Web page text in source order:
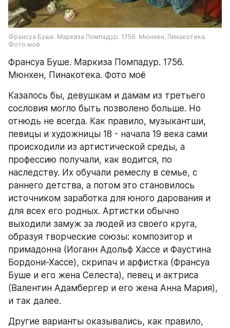
Франсуа Буше. Маркиза Помпадур. 1756. Мюнхен, Пинакотека.
Фото моё
Франсуа Буше. Маркиза Помпадур. 1756.
Мюнхен, Пинакотека. Фото моё
Казалось бы, девушкам и дамам из третьего
сословия могло быть позволено больше. Но
отнюдь не всегда. Как правило, музыкантши,
певицы и художницы 18 - начала 19 века сами
происходили из артистической среды, а
профессию получали, как водится, по
наследству. Их обучали ремеслу в семье, с
раннего детства, а потом это становилось
источником заработка для юного дарования и
для всех его родных. Артистки обычно
выходили замуж за людей из своего круга,
образуя творческие союзы: композитор и
примадонна (Иоганн Адольф Хассе и Фаустина
Бордони-Хассе), скрипач и арфистка (Франсуа
Буше и его жена Селеста), певец и актриса
(Валентин Адамбергер и его жена Анна Мария),
и так далее.
Другие варианты оказывались, как правило,